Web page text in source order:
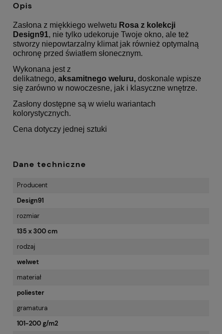
Opis
Zasłona z miękkiego welwetu Rosa z kolekcji
Design91, nie tylko udekoruje Twoje okno, ale też
stworzy niepowtarzalny klimat jak również optymalną
ochronę przed światłem słonecznym.
Wykonana jest z
delikatnego, aksamitnego weluru, doskonale wpisze
się zarówno w nowoczesne, jak i klasyczne wnętrze.
Zasłony dostępne są w wielu wariantach
kolorystycznych.
Cena dotyczy jednej sztuki
Dane techniczne
Producent
Design91
rozmiar
135 x 300 cm
rodzaj
welwet
materiał
poliester
gramatura
101-200 g/m2